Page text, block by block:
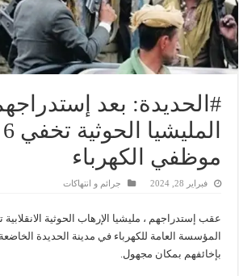
#الحديدة: بعد
موظفي الكهرباء
فبراير 28, 2024 جرائم و انتهاكات
المؤسسة العامة للكهرباء في مدينة الحديدة
بإخائفهم بمكان مجهول.